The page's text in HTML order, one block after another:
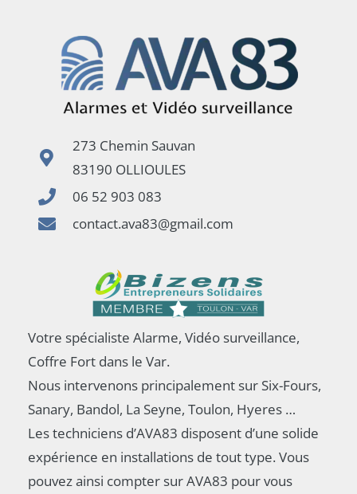
273 Chemin Sauvan
83190 OLLIOULES
06 52 903 083
contact.ava83@gmail.com
Votre spécialiste Alarme, Vidéo surveillance,
Coffre Fort dans le Var.
Nous intervenons principalement sur Six-Fours,
Sanary, Bandol, La Seyne, Toulon, Hyeres …
Les techniciens d’AVA83 disposent d’une solide
expérience en installations de tout type. Vous
pouvez ainsi compter sur AVA83 pour vous